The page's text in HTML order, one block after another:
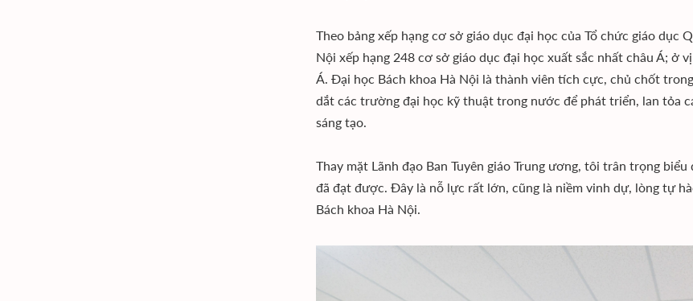
Theo bảng xếp hạng cơ sở giáo dục đại học của Tổ chức giáo dục
Nội xếp hạng 248 cơ sở giáo dục đại học xuất sắc nhất châu Á; ở
Á. Ðại học Bách khoa Hà Nội là thành viên tích cực, chủ chốt
dắt các trường đại học kỹ thuật trong nước để phát triển, lan tỏa
sáng tạo.
Thay mặt Lãnh đạo Ban Tuyên giáo Trung ương, tôi trân trọng
đã đạt được. Ðây là nỗ lực rất lớn, cũng là niềm vinh dự, lòng tự
Bách khoa Hà Nội.